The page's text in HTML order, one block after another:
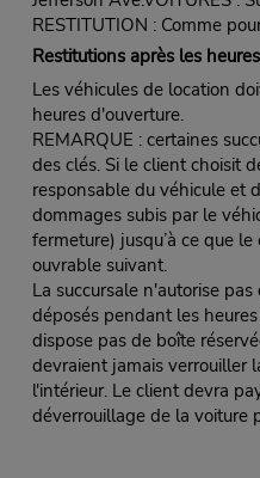
RESTITUTION : Comme
Restitutions après les
Les véhicules de location
heures d'ouverture.
REMARQUE : certaines
des clés. Si le client choisit
responsable du véhicule et
dommages subis par le
fermeture) jusqu’à ce que
ouvrable suivant.
La succursale n'autorise
déposés pendant les
dispose pas de boîte
devraient jamais verrouiller
l'intérieur. Le client devra
déverrouillage de la voiture